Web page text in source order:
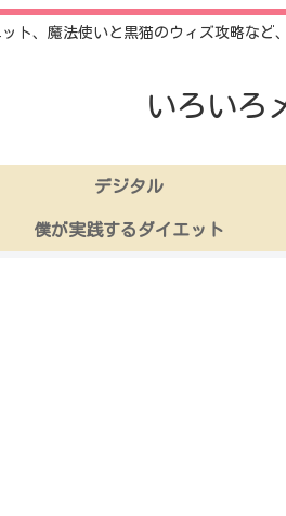
ト、魔法使いと黒猫のウィズ攻略など
いろいろ
デジタル
僕が実践するダイエット